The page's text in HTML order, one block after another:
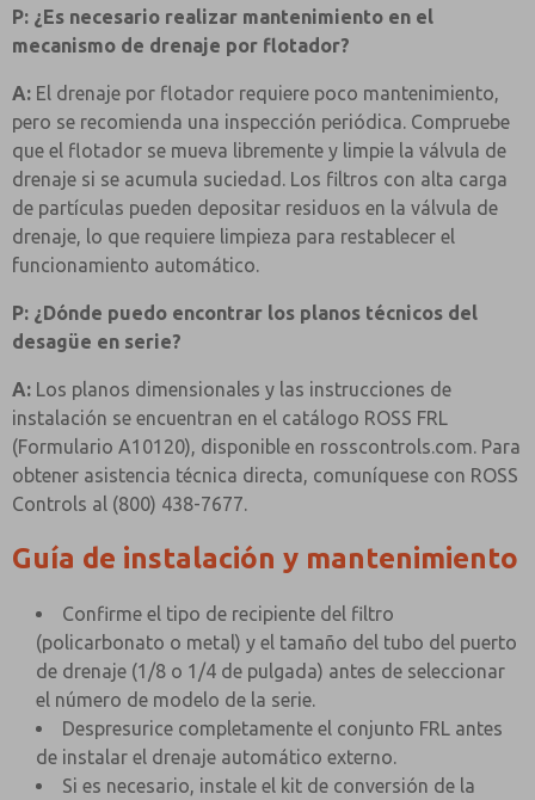
P: ¿Es necesario realizar mantenimiento en el
mecanismo de drenaje por flotador?
A: El drenaje por flotador requiere poco mantenimiento,
pero se recomienda una inspección periódica. Compruebe
que el flotador se mueva libremente y limpie la válvula de
drenaje si se acumula suciedad. Los filtros con alta carga
de partículas pueden depositar residuos en la válvula de
drenaje, lo que requiere limpieza para restablecer el
funcionamiento automático.
P: ¿Dónde puedo encontrar los planos técnicos del
desagüe en serie?
A: Los planos dimensionales y las instrucciones de
instalación se encuentran en el catálogo ROSS FRL
(Formulario A10120), disponible en rosscontrols.com. Para
obtener asistencia técnica directa, comuníquese con ROSS
Controls al (800) 438-7677.
Guía de instalación y mantenimiento
Confirme el tipo de recipiente del filtro
(policarbonato o metal) y el tamaño del tubo del puerto
de drenaje (1/8 o 1/4 de pulgada) antes de seleccionar
el número de modelo de la serie.
Despresurice completamente el conjunto FRL antes
de instalar el drenaje automático externo.
Si es necesario, instale el kit de conversión de la